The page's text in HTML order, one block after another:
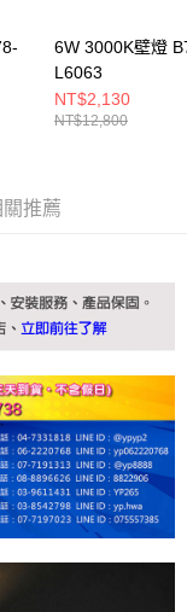
之同意方可使用
，本公司不負相關責
戶狀況，依本公司即
本公司將視審查結果
6W 3000K壁燈
L6063
NT$2,130
NT$12,800
推薦